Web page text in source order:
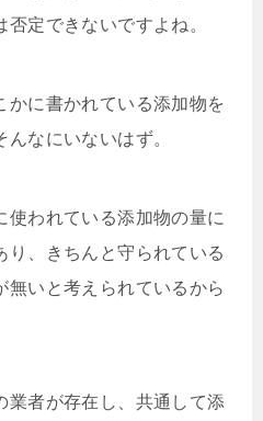
定できないですよね。
かに書かれている添加物を
なにいないはず。
使われている添加物の量に
り、きちんと守られている
無いと考えられているから
業者が存在し、共通して添